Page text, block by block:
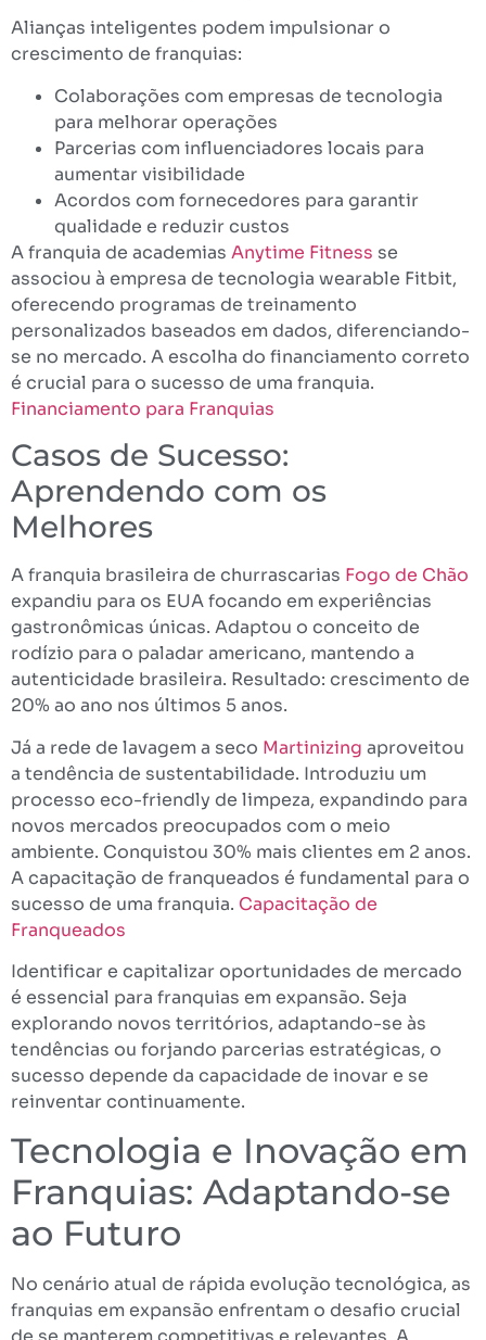
Alianças inteligentes podem impulsionar o
crescimento de franquias:
Colaborações com empresas de tecnologia
para melhorar operações
Parcerias com influenciadores locais para
aumentar visibilidade
Acordos com fornecedores para garantir
qualidade e reduzir custos
A franquia de academias Anytime Fitness se
associou à empresa de tecnologia wearable Fitbit,
oferecendo programas de treinamento
personalizados baseados em dados, diferenciando-
se no mercado. A escolha do financiamento correto
é crucial para o sucesso de uma franquia.
Financiamento para Franquias
Casos de Sucesso:
Aprendendo com os
Melhores
A franquia brasileira de churrascarias Fogo de Chão
expandiu para os EUA focando em experiências
gastronômicas únicas. Adaptou o conceito de
rodízio para o paladar americano, mantendo a
autenticidade brasileira. Resultado: crescimento de
20% ao ano nos últimos 5 anos.
Já a rede de lavagem a seco Martinizing aproveitou
a tendência de sustentabilidade. Introduziu um
processo eco-friendly de limpeza, expandindo para
novos mercados preocupados com o meio
ambiente. Conquistou 30% mais clientes em 2 anos.
A capacitação de franqueados é fundamental para o
sucesso de uma franquia. Capacitação de
Franqueados
Identificar e capitalizar oportunidades de mercado
é essencial para franquias em expansão. Seja
explorando novos territórios, adaptando-se às
tendências ou forjando parcerias estratégicas, o
sucesso depende da capacidade de inovar e se
reinventar continuamente.
Tecnologia e Inovação em
Franquias: Adaptando-se
ao Futuro
No cenário atual de rápida evolução tecnológica, as
franquias em expansão enfrentam o desafio crucial